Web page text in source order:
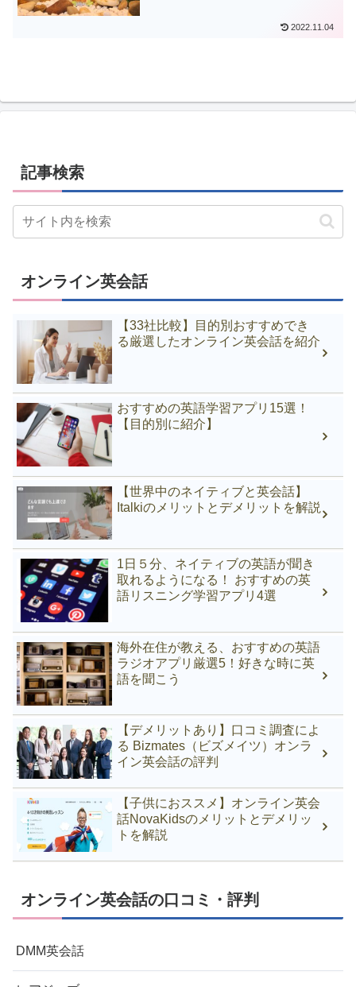
2022.11.04
記事検索
オンライン英会話
【33社比較】目的別おすすめでき
る厳選したオンライン英会話を紹介
おすすめの英語学習アプリ15選！
【目的別に紹介】
【世界中のネイティブと英会話】
Italkiのメリットとデメリットを解説
1日５分、ネイティブの英語が聞き
取れるようになる！ おすすめの英
語リスニング学習アプリ4選
海外在住が教える、おすすめの英語
ラジオアプリ厳選5！好きな時に英
語を聞こう
【デメリットあり】口コミ調査によ
る Bizmates（ビズメイツ）オンラ
イン英会話の評判
【子供におススメ】オンライン英会
話NovaKidsのメリットとデメリッ
トを解説
オンライン英会話の口コミ・評判
DMM英会話